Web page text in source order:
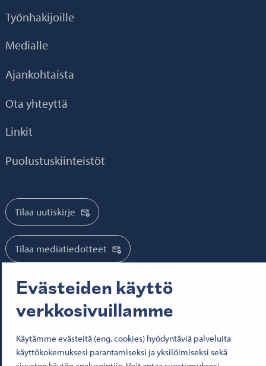
Evästeiden käyttö
verkkosivuillamme
Käytämme evästeitä (eng. cookies) hyödyntäviä palveluita
käyttökokemuksesi parantamiseksi ja yksilöimiseksi sekä
Työnhakijoille
Medialle
Ajankohtaista
Ota yhteyttä
Linkit
Puolustuskiinteistöt
Tilaa uutiskirje
Tilaa mediatiedotteet
© 2026 Senaatti-kiinteistöt
Seuraa meitä: